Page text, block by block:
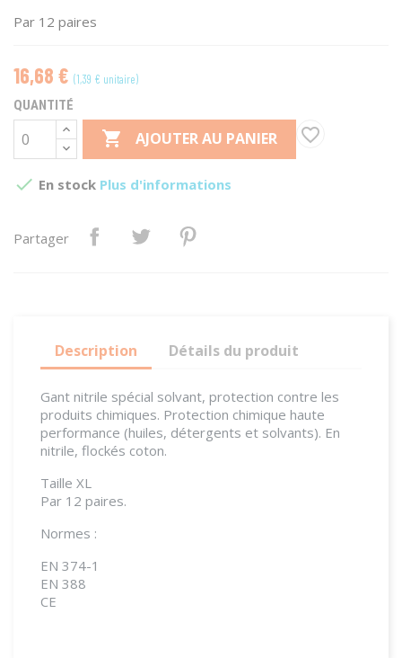
Par 12 paires
16,68 € (1,39 € unitaire)
QUANTITÉ
 AJOUTER AU PANIER favorite_border
 En stock Plus d'informations
Partager
Description Détails du produit
Gant nitrile spécial solvant, protection contre les
produits chimiques. Protection chimique haute
performance (huiles, détergents et solvants). En
nitrile, flockés coton.
Taille XL
Par 12 paires.
Normes :
EN 374-1
EN 388
CE